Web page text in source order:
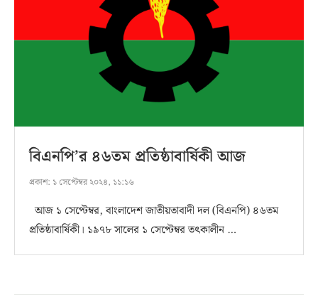
বিএনপি’র ৪৬তম প্রতিষ্ঠাবার্ষিকী আজ
প্রকাশ: ১ সেপ্টেম্বর ২০২৪, ১১:১৬
আজ ১ সেপ্টেম্বর, বাংলাদেশ জাতীয়তাবাদী দল (বিএনপি) ৪৬তম
প্রতিষ্ঠাবার্ষিকী। ১৯৭৮ সালের ১ সেপ্টেম্বর তৎকালীন …